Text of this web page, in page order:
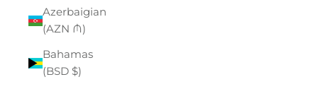
Azerbaigian
(AZN ₼)
Bahamas
(BSD $)